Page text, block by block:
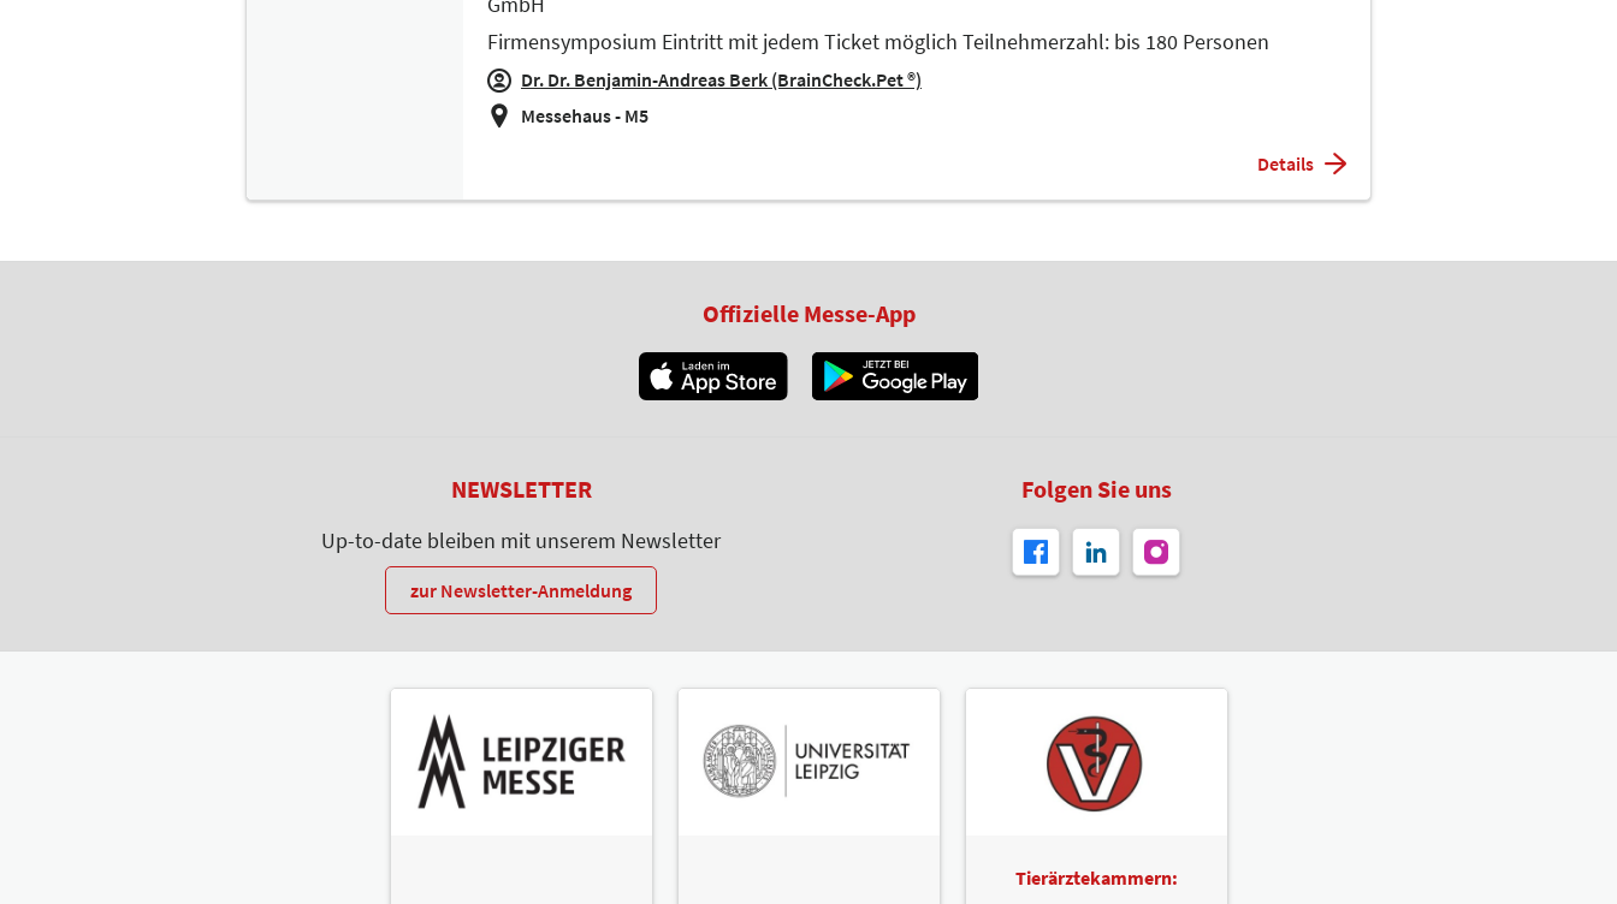
Firmensymposium Eintritt mit jedem Ticket möglich Teilnehmerzahl: bis 180 Personen
Dr. Dr. Benjamin-Andreas Berk (BrainCheck.Pet ®)
Messehaus - M5
Details
Offizielle Messe-App
NEWSLETTER
Up-to-date bleiben mit unserem Newsletter
zur Newsletter-Anmeldung
Folgen Sie uns
Tierärztekammern: